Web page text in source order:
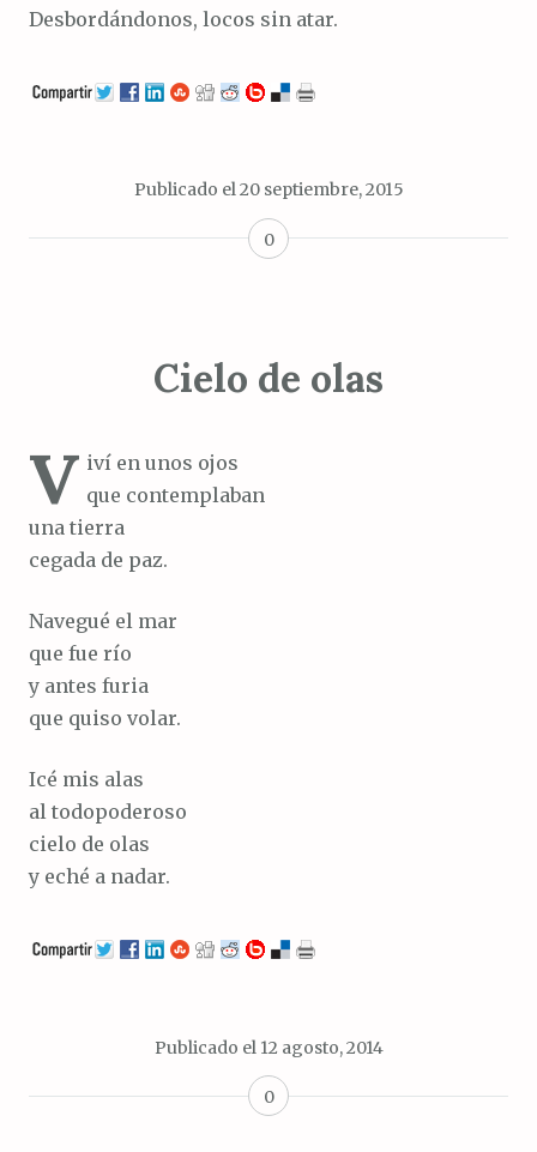
Desbordándonos, locos sin atar.
Publicado el20 septiembre, 2015
0
Cielo de olas
V iví en unos ojos
que contemplaban
una tierra
cegada de paz.
Navegué el mar
que fue río
y antes furia
que quiso volar.
Icé mis alas
al todopoderoso
cielo de olas
y eché a nadar.
Publicado el 12 agosto, 2014
0